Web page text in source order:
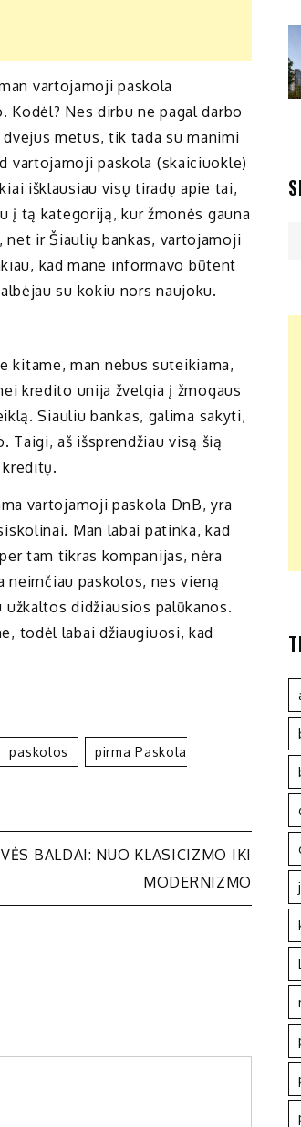
vartojamoji paskola
Nes dirbu ne pagal darbo
metus, tik tada su manimi
vartojamoji paskola (skaiciuokle)
išklausiau visų tiradų apie tai,
į tą kategoriją, kur žmonės gauna
ir Šiaulių bankas, vartojamoji
kad mane informavo būtent
su kokiu nors naujoku.
kitame, man nebus suteikiama,
kredito unija žvelgia į žmogaus
Siauliu bankas, galima sakyti,
aš išsprendžiau visą šią
vartojamoji paskola DnB, yra
Man labai patinka, kad
tam tikras kompanijas, nėra
neimčiau paskolos, nes vieną
didžiausios palūkanos.
todėl labai džiaugiuosi, kad
Paskolos
Pirma Paskola
BALDAI: NUO KLASICIZMO IKI
MODERNIZMO